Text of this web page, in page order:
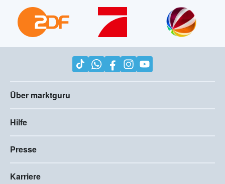
Über marktguru
Hilfe
Presse
Karriere